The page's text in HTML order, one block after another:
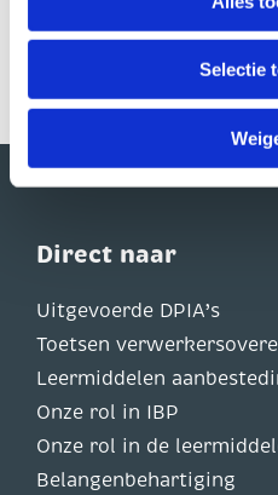
trekken. Dit kunt u doen via
linksonder op onze website.
Selectie
Lees hier meer
Direct naar
Uitgevoerde DPIA’s
Toetsen
Leermiddelen
Onze rol in IBP
Onze rol in de
Belangenbehartiging